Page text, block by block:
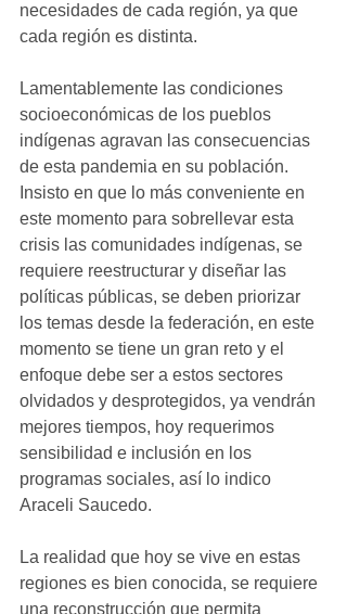
necesidades de cada región, ya que
cada región es distinta.
Lamentablemente las condiciones
socioeconómicas de los pueblos
indígenas agravan las consecuencias
de esta pandemia en su población.
Insisto en que lo más conveniente en
este momento para sobrellevar esta
crisis las comunidades indígenas, se
requiere reestructurar y diseñar las
políticas públicas, se deben priorizar
los temas desde la federación, en este
momento se tiene un gran reto y el
enfoque debe ser a estos sectores
olvidados y desprotegidos, ya vendrán
mejores tiempos, hoy requerimos
sensibilidad e inclusión en los
programas sociales, así lo indico
Araceli Saucedo.
La realidad que hoy se vive en estas
regiones es bien conocida, se requiere
una reconstrucción que permita